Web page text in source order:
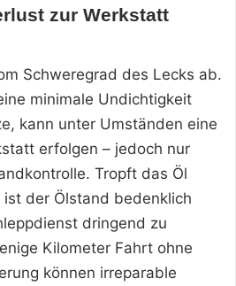
zur Werkstatt
Schweregrad des Lecks ab.
minimale Undichtigkeit
kann unter Umständen eine
erfolgen – jedoch nur
Tropft das Öl
der Ölstand bedenklich
dringend zu
Kilometer Fahrt ohne
können irreparable